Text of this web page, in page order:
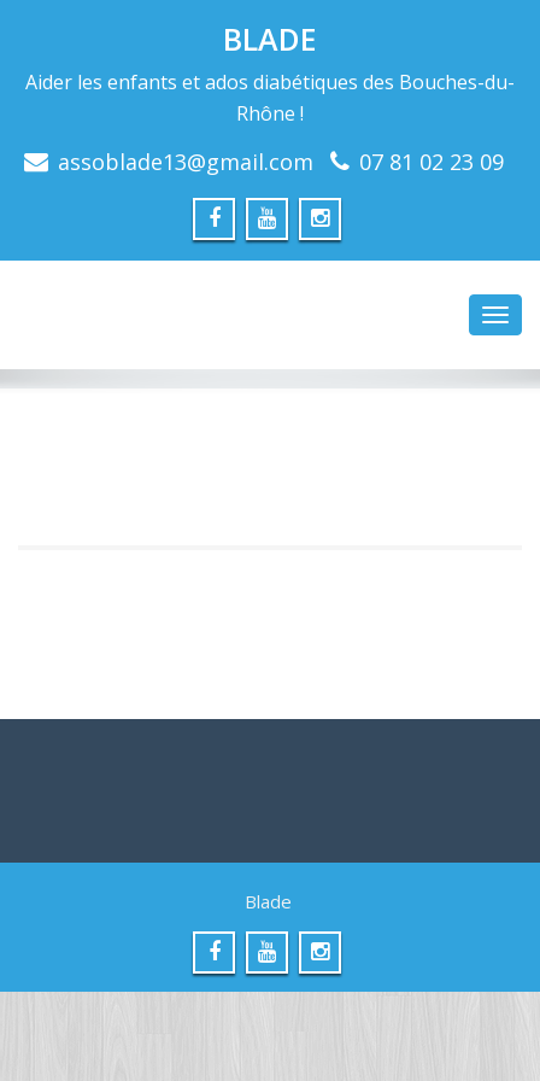
BLADE
Aider les enfants et ados diabétiques des Bouches-du-
Rhône !
assoblade13@gmail.com 07 81 02 23 09
Blade